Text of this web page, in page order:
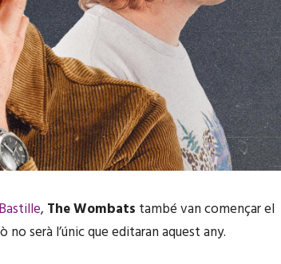
Bastille, The Wombats també van començar el
serà l’únic que editaran aquest any.